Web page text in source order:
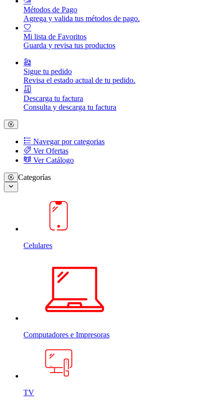
Métodos de Pago
Agrega y valida tus métodos de pago.
Mi lista de Favoritos
Guarda y revisa tus productos
Sigue tu pedido
Revisa el estado actual de tu pedido.
Descarga tu factura
Consulta y descarga tu factura
Navegar por categorias
Ver Ofertas
Ver Catálogo
Categorías
Celulares
Computadores e Impresoras
TV